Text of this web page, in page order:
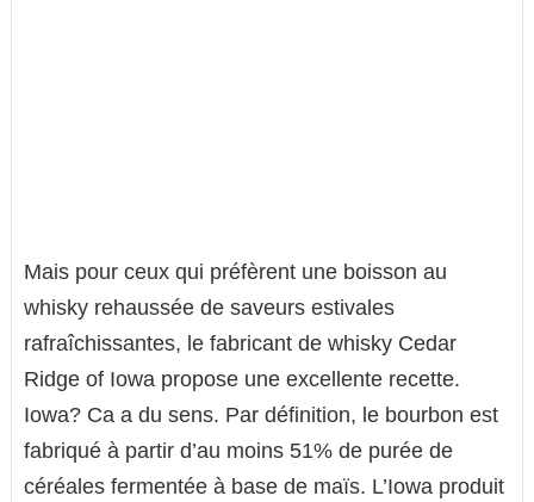
Mais pour ceux qui préfèrent une boisson au
whisky rehaussée de saveurs estivales
rafraîchissantes, le fabricant de whisky Cedar
Ridge of Iowa propose une excellente recette.
Iowa? Ca a du sens. Par définition, le bourbon est
fabriqué à partir d’au moins 51% de purée de
céréales fermentée à base de maïs. L’Iowa produit